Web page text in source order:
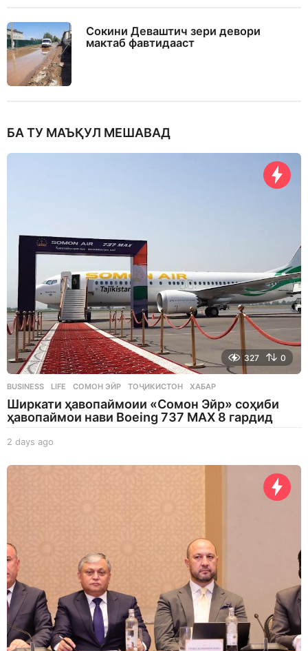
Сокини Деваштич зери девори
мактаб фавтидааст
БА ТУ МАЪҚУЛ МЕШАВАД
327 0
BUSINESS ,LIFE СОМОН ЭЙР ,ТОҶИКИСТОН ,ХАБАР
Ширкати ҳавопаймоии «Сомон Эйр» соҳиби
ҳавопаймои нави Boeing 737 MAX 8 гардид
2 days ago
a